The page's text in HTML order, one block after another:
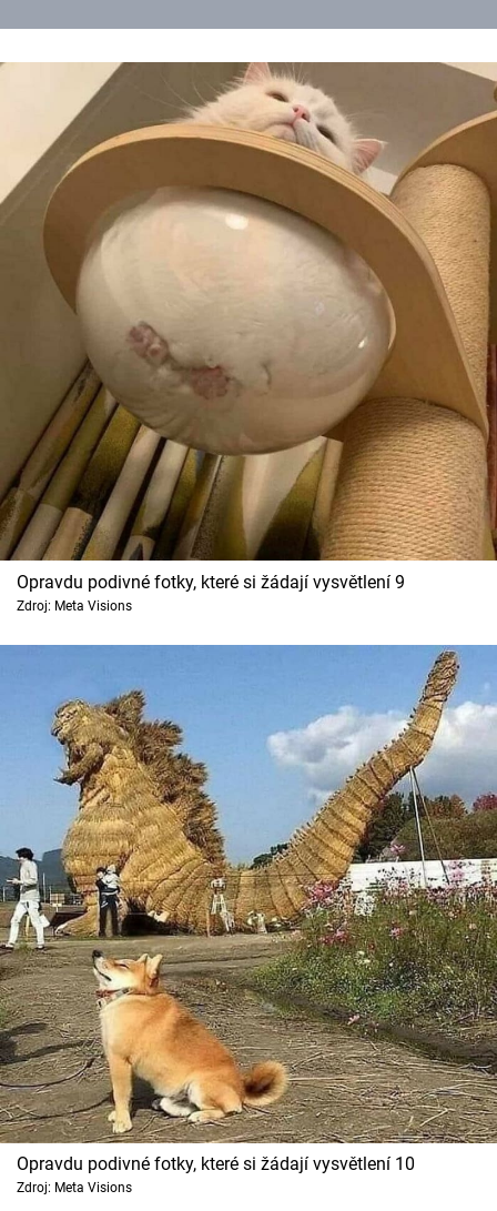
Opravdu podivné fotky, které si žádají vysvětlení 9
Zdroj: Meta Visions
Opravdu podivné fotky, které si žádají vysvětlení 10
Zdroj: Meta Visions